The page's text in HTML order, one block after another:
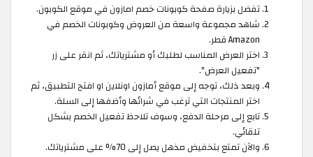
تفضل بزيارة صفحة كوبونات خصم امازون في موقع الكوبون.
شاهد مجموعة واسعة من العروض وكوبونات الخصم في
Amazon قطر.
اختر العرض المناسب لطلبك أو مشترياتك، ثم انقر على زر
"تفعيل العرض".
وبعد ذلك، توجه إلى موقع أمازون اونلاين او افتح التطبيق، ثم
اختر المنتجات التي ترغب في شرائها وأضفها إلى السلة.
تابع إلى مرحلة الدفع، وسوف تلاحظ تفعيل الخصم بشكل
تلقائي.
والآن تمتع بتخفيض مذهل يصل إلى 70% على مشترياتك.